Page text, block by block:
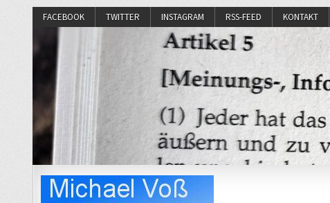
FACEBOOK TWITTER INSTAGRAM RSS-FEED KONTAKT